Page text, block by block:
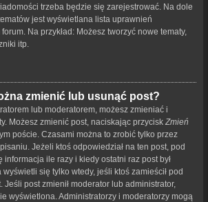
trzeba będzie się zarejestrować. Na dole
jest wyświetlana lista uprawnień
Na przykład: Możesz tworzyć nowe tematy,
itp.
zmienić lub usunąć post?
lub moderatorem, możesz zmieniać i
Możesz zmienić post, naciskając przycisk Zmień
poście. Czasami można to zrobić tylko przez
Jeżeli ktoś odpowiedział na ten post, pod
informacja ile razy i kiedy ostatni raz post był
się tylko wtedy, jeśli ktoś zamieścił pod
Jeśli post zmienił moderator lub administrator,
wyświetlona. Administratorzy i moderatorzy mogą